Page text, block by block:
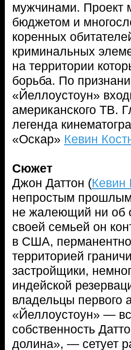
мужчинами. Проект
бюджетом и
коренных
криминальных
на территории
борьба. По
«Йеллоустоун»
американского ТВ.
легенда
«Оскар» Кевин
Сюжет
Джон Даттон (Кевин
непростым
не жалеющий ни об
своей семьей он
в США, перманентно
территорией
застройщики,
индейской
владельцы первого
«Йеллоустоун» —
собственность
долина», — сетует